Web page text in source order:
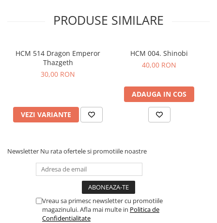
PRODUSE SIMILARE
HCM 514 Dragon Emperor
Thazgeth
30,00 RON
VEZI VARIANTE
HCM 004. Shinobi
40,00 RON
ADAUGA IN COS
Newsletter Nu rata ofertele si promotiile noastre
Vreau sa primesc newsletter cu promotiile
magazinului. Afla mai multe in Politica de
Confidentialitate